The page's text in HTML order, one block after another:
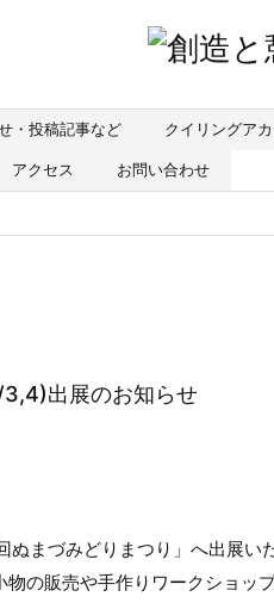
・投稿記事など クイリングア
アクセス お問い合わせ
出展のお知らせ
まづみどりまつり」へ出展い
の販売や手作りワークショッ